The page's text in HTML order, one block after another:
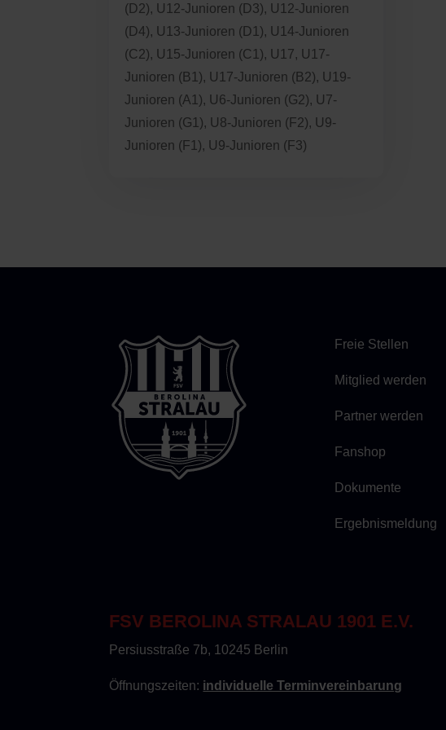
(D2), U12-Junioren (D3), U12-Junioren
(D4), U13-Junioren (D1), U14-Junioren
(C2), U15-Junioren (C1), U17, U17-
Junioren (B1), U17-Junioren (B2), U19-
Junioren (A1), U6-Junioren (G2), U7-
Junioren (G1), U8-Junioren (F2), U9-
Junioren (F1), U9-Junioren (F3)
Freie Stellen
Mitglied werden
Partner werden
Fanshop
Dokumente
Ergebnismeldung
FSV BEROLINA STRALAU 1901 E.V.
Persiusstraße 7b, 10245 Berlin
Öffnungszeiten: individuelle Terminvereinbarung